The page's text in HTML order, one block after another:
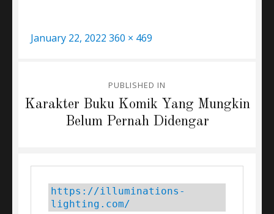
Posted
January 22, 2022 Full
360 × 469
navigation
PUBLISHED IN
Karakter Buku Komik Yang Mungkin
Belum Pernah Didengar
https://illuminations-
lighting.com/